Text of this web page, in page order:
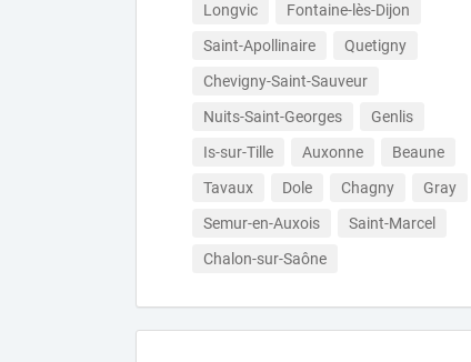
Longvic
Fontaine-lès-Dijon
Saint-Apollinaire
Quetigny
Chevigny-Saint-Sauveur
Nuits-Saint-Georges
Genlis
Is-sur-Tille
Auxonne
Beaune
Tavaux
Dole Chagny
Gray
Semur-en-Auxois
Saint-Marcel
Chalon-sur-Saône